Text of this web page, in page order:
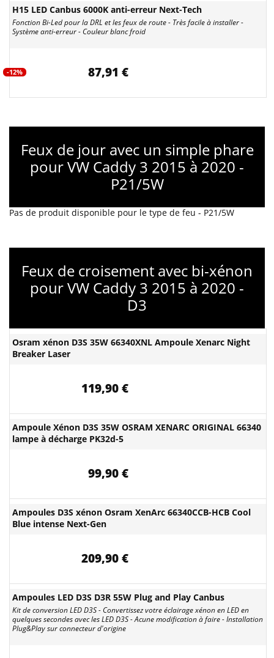
H15 LED Canbus 6000K anti-erreur Next-Tech
Fonction Bi-Led pour la DRL et les feux de route - Très facile à installer -
Système anti-erreur - Couleur blanc froid
-12% 87,91 €
Feux de jour avec un simple phare
pour VW Caddy 3 2015 à 2020 -
P21/5W
Pas de produit disponible pour le type de feu - P21/5W
Feux de croisement avec bi-xénon
pour VW Caddy 3 2015 à 2020 -
D3
Osram xénon D3S 35W 66340XNL Ampoule Xenarc Night
Breaker Laser
119,90 €
Ampoule Xénon D3S 35W OSRAM XENARC ORIGINAL 66340
lampe à décharge PK32d-5
99,90 €
Ampoules D3S xénon Osram XenArc 66340CCB-HCB Cool
Blue intense Next-Gen
209,90 €
Ampoules LED D3S D3R 55W Plug and Play Canbus
Kit de conversion LED D3S - Convertissez votre éclairage xénon en LED en
quelques secondes avec les LED D3S - Acune modification à faire - Installation
Plug&Play sur connecteur d'origine